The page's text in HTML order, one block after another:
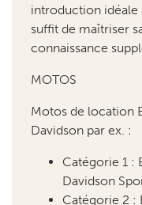
MOTOS
Motos de location
Davidson
Catégorie 2 :
Twin, Harley
Catégorie 3 :
R1250 GS